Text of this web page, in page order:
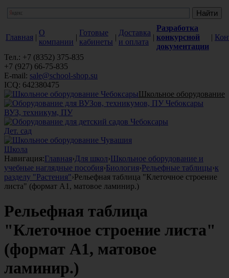
Главная |
О
компании
|
Готовые
кабинеты
|
Доставка
и оплата
|
Разработка
конкурсной
документации
|
Тел.: +7 (8352) 375-835
+7 (927) 66-75-835
E-mail: sale@school-shop.su
ICQ: 642380475
Школьное оборудование
ВУЗ, техникум, ПУ
Дет. сад
Школа
Навигация:Главная›Для школ›Школьное оборудование и
учебные наглядные пособия›Биология›Рельефные таблицы›к
разделу "Растения"›Рельефная таблица "Клеточное строение
листа" (формат А1, матовое ламинир.)
Рельефная таблица
"Клеточное строение листа"
(формат А1, матовое
ламинир.)